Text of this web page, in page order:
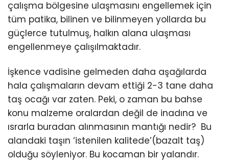
çalışma bölgesine ulaşmasını engellemek için
tüm patika, bilinen ve bilinmeyen yollarda bu
güçlerce tutulmuş, halkın alana ulaşması
engellenmeye çalışılmaktadır.
İşkence vadisine gelmeden daha aşağılarda
hala çalışmaların devam ettiği 2-3 tane daha
taş ocağı var zaten. Peki, o zaman bu bahse
konu malzeme oralardan değil de inadına ve
ısrarla buradan alınmasının mantığı nedir? Bu
alandaki taşın ‘istenilen kalitede’(bazalt taş)
olduğu söyleniyor. Bu kocaman bir yalandır.